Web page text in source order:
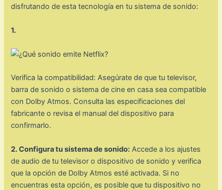
disfrutando de esta tecnología en tu sistema de sonido:
1.
Verifica la compatibilidad: Asegúrate de que tu televisor,
barra de sonido o sistema de cine en casa sea compatible
con Dolby Atmos. Consulta las especificaciones del
fabricante o revisa el manual del dispositivo para
confirmarlo.
2. Configura tu sistema de sonido: Accede a los ajustes
de audio de tu televisor o dispositivo de sonido y verifica
que la opción de Dolby Atmos esté activada. Si no
encuentras esta opción, es posible que tu dispositivo no